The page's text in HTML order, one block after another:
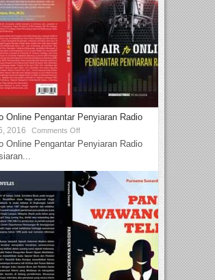
Online Pengantar Penyiaran Radio
2016 Comments Off
Online Pengantar Penyiaran Radio